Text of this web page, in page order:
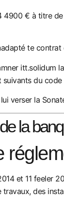
4900 € à titre
te
itt.solidum
du code
verser la
la
et 11 feeler
des